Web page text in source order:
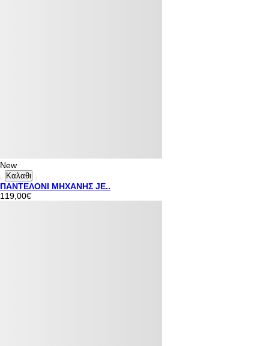
New
Καλαθι
ΠΑΝΤΕΛΟΝΙ ΜΗΧΑΝΗΣ JE..
119,00€